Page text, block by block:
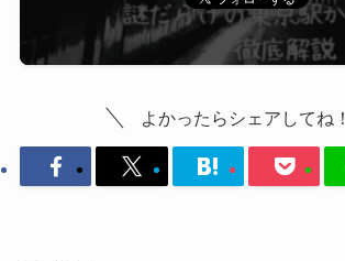
よかったらシェアしてね！